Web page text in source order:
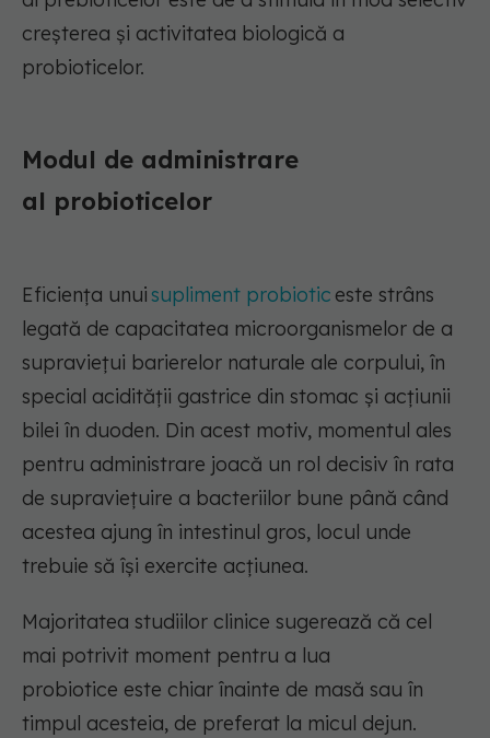
creșterea și activitatea biologică a
probioticelor.
Modul de administrare
al probioticelor
Eficiența unuisupliment probiotic este strâns
legată de capacitatea microorganismelor de a
supraviețui barierelor naturale ale corpului, în
special acidității gastrice din stomac și acțiunii
bilei în duoden. Din acest motiv, momentul ales
pentru administrare joacă un rol decisiv în rata
de supraviețuire a bacteriilor bune până când
acestea ajung în intestinul gros, locul unde
trebuie să își exercite acțiunea.
Majoritatea studiilor clinice sugerează că cel
mai potrivit moment pentru a lua
probiotice este chiar înainte de masă sau în
timpul acesteia, de preferat la micul dejun.